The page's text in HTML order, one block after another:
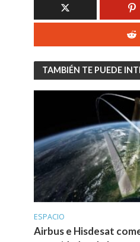
TAMBIÉN TE PUEDE
ESPACIO
Airbus e Hisdesat